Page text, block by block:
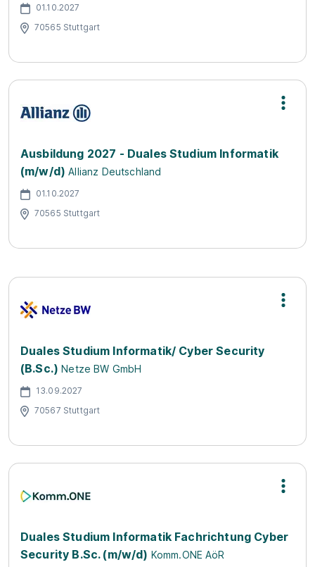
01.10.2027
70565 Stuttgart
Ausbildung 2027 - Duales Studium Informatik
(m/w/d) Allianz Deutschland
01.10.2027
70565 Stuttgart
Duales Studium Informatik/ Cyber Security
(B.Sc.) Netze BW GmbH
13.09.2027
70567 Stuttgart
Duales Studium Informatik Fachrichtung Cyber
Security B.Sc. (m/w/d) Komm.ONE AöR